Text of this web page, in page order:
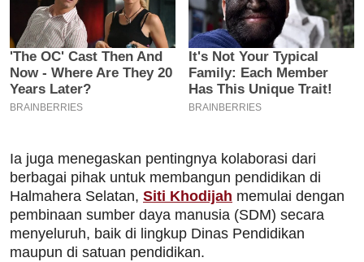
Ia juga menegaskan pentingnya kolaborasi dari
berbagai pihak untuk membangun pendidikan di
Halmahera Selatan, Siti Khodijah memulai dengan
pembinaan sumber daya manusia (SDM) secara
menyeluruh, baik di lingkup Dinas Pendidikan
maupun di satuan pendidikan.